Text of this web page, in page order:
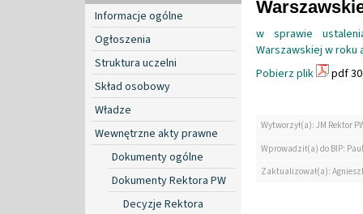
Informacje ogólne
Ogłoszenia
Struktura uczelni
Skład osobowy
Władze
Wewnętrzne akty prawne
Dokumenty ogólne
Dokumenty Rektora PW
Decyzje Rektora
w sprawie
Warszawskiej w roku
Pobierz plik
pdf
Wytworzył(a): JM Rektor
Wprowadził(a) do BIP:
Zaktualizował(a):